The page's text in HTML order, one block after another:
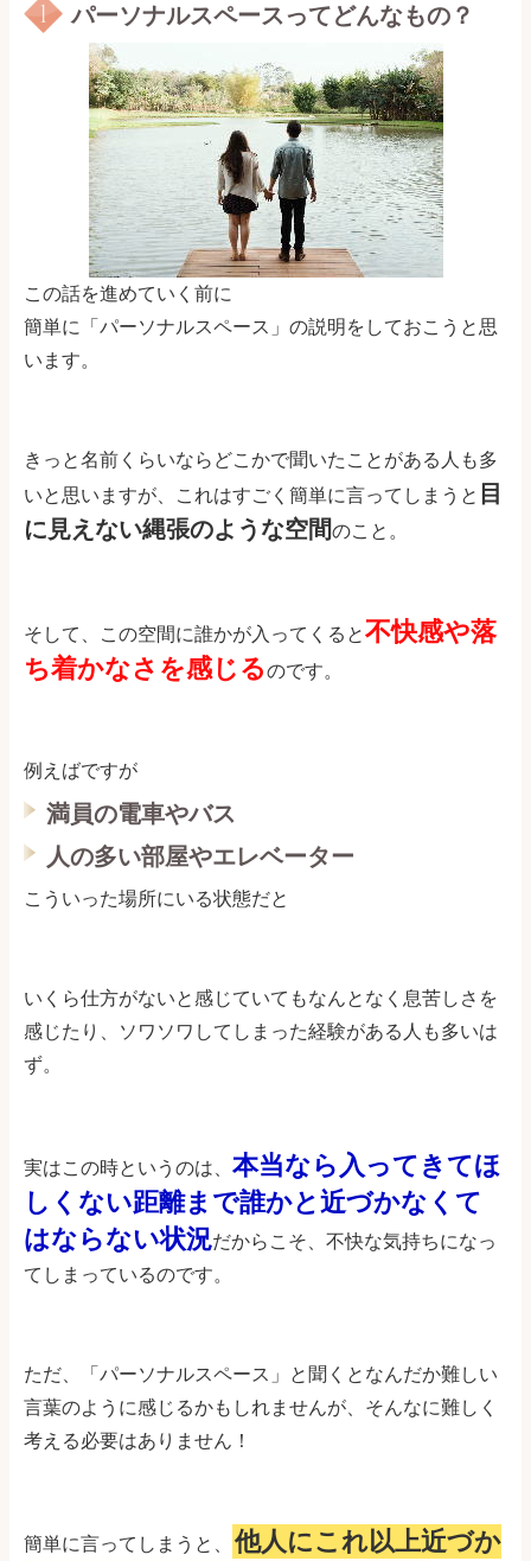
パーソナルスペースってどんなもの？
この話を進めていく前に
簡単に「パーソナルスペース」の説明をしておこうと思
います。
きっと名前くらいならどこかで聞いたことがある人も多
いと思いますが、これはすごく簡単に言ってしまうと 目
に見えない縄張のような空間のこと。
そして、この空間に誰かが入ってくると不快感や落
ち着かなさを感じるのです。
例えばですが
満員の電車やバス
人の多い部屋やエレベーター
こういった場所にいる状態だと
いくら仕方がないと感じていてもなんとなく息苦しさを
感じたり、ソワソワしてしまった経験がある人も多いは
ず。
実はこの時というのは、 本当なら入ってきてほ
しくない距離まで誰かと近づかなくて
はならない状況だからこそ、不快な気持ちになっ
てしまっているのです。
ただ、「パーソナルスペース」と聞くとなんだか難しい
言葉のように感じるかもしれませんが、そんなに難しく
考える必要はありません！
簡単に言ってしまうと、
他人にこれ以上近づか